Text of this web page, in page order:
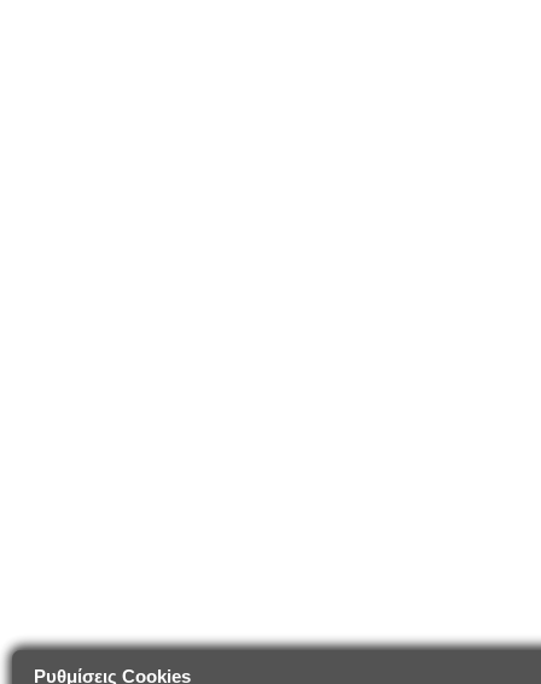
Ρυθμίσεις Cookies